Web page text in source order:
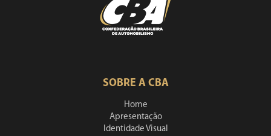
SOBRE A CBA
Home
Apresentação
Identidade Visual